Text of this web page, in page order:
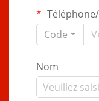
Code
Nom